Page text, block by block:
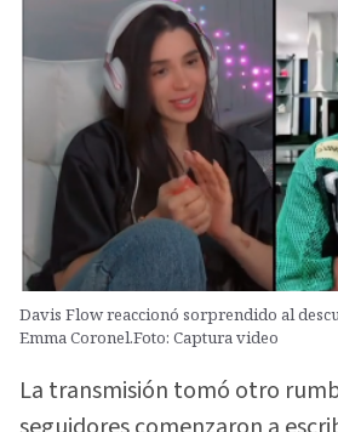
Davis Flow reaccionó sorprendido al
Emma Coronel.Foto: Captura video
La transmisión tomó otro